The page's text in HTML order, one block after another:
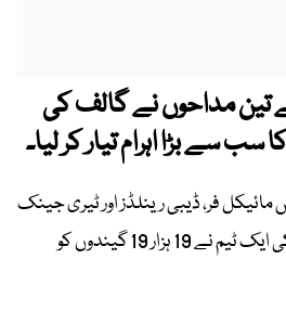
تین مداحوں نے گالف کی
سے بڑا اہرام تیار کر لیا۔
فر، ڈیبی رینلڈز اور ٹیری جینک
کی رہنمائی میں رضاکاروں کی ایک ٹیم نے 19 ہزار 19 گیندوں کو